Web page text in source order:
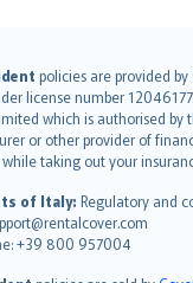
policies are provided
license number
which is authorised by
or other provider of
taking out your
of Italy: Regulatory and
+39 800 957004
(UK)
(US)
文